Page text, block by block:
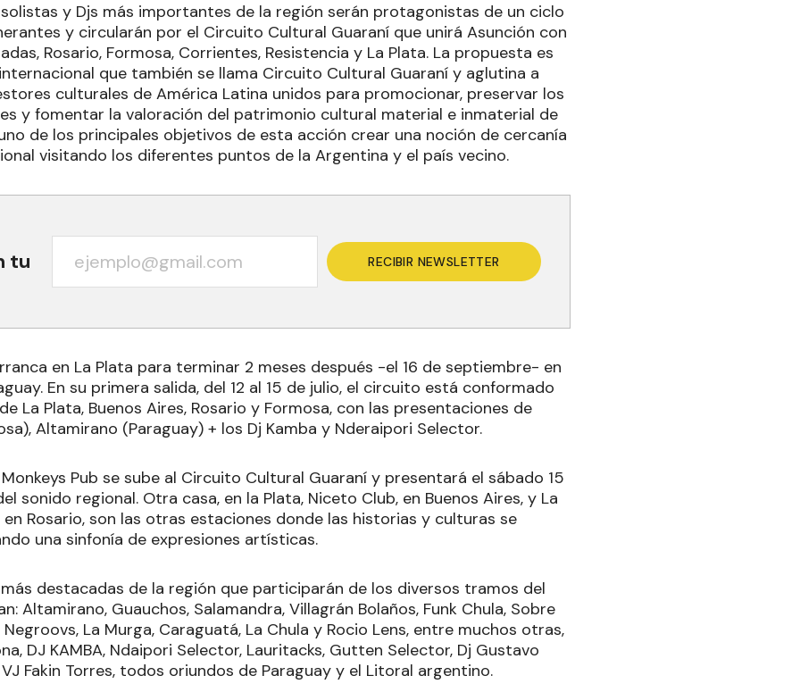
solistas y Djs más importantes de la región serán protagonistas de un ciclo
y circularán por el Circuito Cultural Guaraní que unirá Asunción con
Rosario, Formosa, Corrientes, Resistencia y La Plata. La propuesta es
que también se llama Circuito Cultural Guaraní y aglutina a
culturales de América Latina unidos para promocionar, preservar los
y fomentar la valoración del patrimonio cultural material e inmaterial de
de los principales objetivos de esta acción crear una noción de cercanía
visitando los diferentes puntos de la Argentina y el país vecino.
tu RECIBIR NEWSLETTER
en La Plata para terminar 2 meses después -el 16 de septiembre- en
En su primera salida, del 12 al 15 de julio, el circuito está conformado
La Plata, Buenos Aires, Rosario y Formosa, con las presentaciones de
Altamirano (Paraguay) + los Dj Kamba y Nderaipori Selector.
Pub se sube al Circuito Cultural Guaraní y presentará el sábado 15
sonido regional. Otra casa, en la Plata, Niceto Club, en Buenos Aires, y La
en Rosario, son las otras estaciones donde las historias y culturas se
una sinfonía de expresiones artísticas.
destacadas de la región que participarán de los diversos tramos del
Altamirano, Guauchos, Salamandra, Villagrán Bolaños, Funk Chula, Sobre
Negroovs, La Murga, Caraguatá, La Chula y Rocio Lens, entre muchos otras,
DJ KAMBA, Ndaipori Selector, Lauritacks, Gutten Selector, Dj Gustavo
VJ Fakin Torres, todos oriundos de Paraguay y el Litoral argentino.